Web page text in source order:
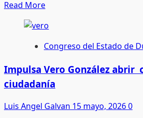
Read MoreRead
about
Reconoce
Alejandro
Mojica
impulso
de
Esteban
Congreso del Estado de
Impulsa Vero González abrir
ciudadanía
Luis Angel Galvan 15 mayo, 20260